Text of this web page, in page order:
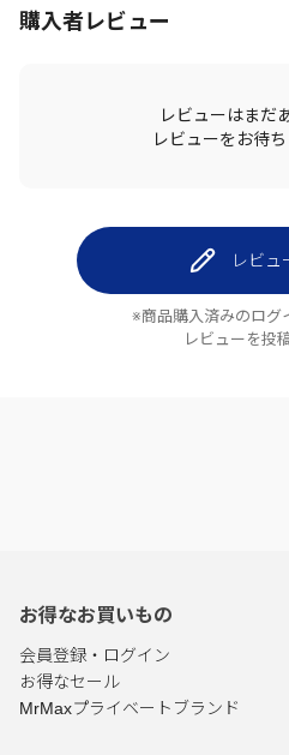
購入者レビュー
レビューはまだ
レビューをお待ち
レビュ
※商品購入済みのログ
レビューを投
お得なお買いもの
会員登録・ログイン
お得なセール
MrMaxプライベートブランド